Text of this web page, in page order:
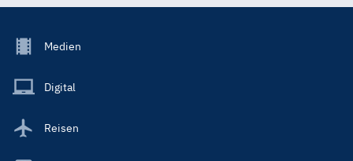
Footer
Main
Medien
Digital
Reisen